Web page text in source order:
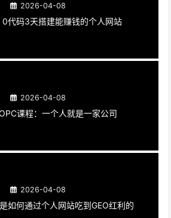
2026-04-08
0代码3天搭建能赚钱的个人网站
2026-04-08
课程：一个人就是一家公司
2026-04-08
如何通过个人网站吃到GEO红利的